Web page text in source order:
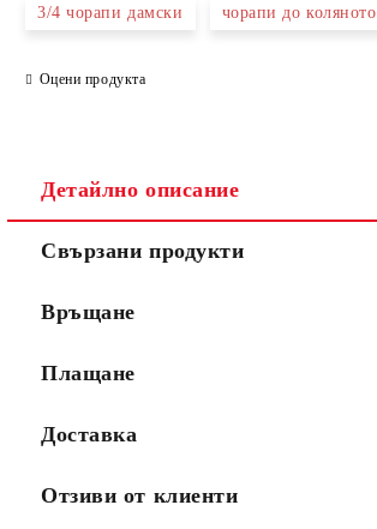
3/4 чорапи дамски чорапи до коляното
Оцени продукта
Детайлно описание
Свързани продукти
Връщане
Плащане
Доставка
Отзиви от клиенти